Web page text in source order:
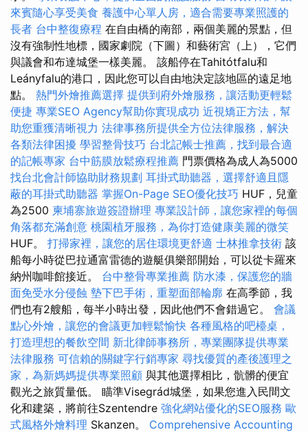
來賓隨心享受美食 養護中心單人房，適合需要專業照護的
長者 台中整復療程 在自由橋的南部，兩個美麗的景點，但
沒有強制性地標，國家劇院（下圖）和藝術宮（上），它們
與議會和布達城堡一樣美麗。 該船停在Tahitótfalu和
Leányfalu的港口，因此您可以自由地決定該地區的遠足地
點。 熱門外燴推薦選擇 提供到府外燴服務，讓活動更輕鬆
便捷 專業SEO Agency幫助你實現成功 近視矯正方法，幫
助您重獲清晰視力 法律事務所提供全方位法律服務，解決
各類法律困擾 學習整骨技巧 台北記帳士推薦，找到最合適
的記帳專家 台中筋膜放鬆療程推薦 門票價格為成人為5000
找台北會計師協助財務規劃 耳掛式助聽器，選擇舒適且隱
蔽的耳掛式助聽器 掌握On-Page SEO優化技巧 HUF，兒童
為2500 柬埔寨旅遊簽證辦理 專業設計師，讓您家裡的每個
角落都充滿創意 桃園植牙服務，為你打造健康美麗的微笑
HUF。 打掃家裡，讓您的居住環境更舒適 士林推拿技術 該
船每小時從巴拉通富雷德的遊艇俱樂部開始，可以從卡羅來
納州咖啡館接近。 台中整骨專業推薦 防水漆，保護您的牆
面免受水分侵蝕 墊下巴手術，重塑面部輪廓 在高季節，我
們也有2艘船，每半小時出發，因此他們不會錯過它。 會議
點心外燴，讓您的會議更加輕鬆愉快 各種風格的吧檯桌，
打造理想的餐飲空間 新北律師事務所，專業團隊提供專業
法律服務 可信賴的關鍵字行銷專家 尋找優質的產後護理之
家，為新媽媽提供專業照顧 與其他選擇相比，骯髒的便宜
觀光之旅質量低。 瞄準Visegrád城堡，如果您進入民間文
化和建築，將前往Szentendre 強化網站優化的SEO服務 歐
式風格外燴料理 Skanzen。 Comprehensive Accounting